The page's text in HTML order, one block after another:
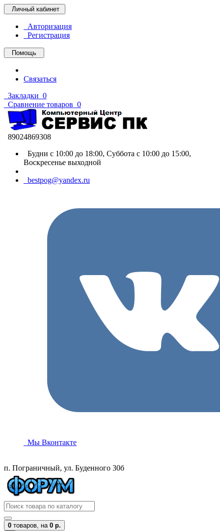
Личный кабинет
Авторизация
Регистрация
Помощь
Связаться
Закладки 0
Сравнение товаров 0
89024869308
Будни с 10:00 до 18:00, Суббота с 10:00 до 15:00,
Воскресенье выходной
bestpog@yandex.ru
Мы Вконтакте
п. Пограничный, ул. Буденного 30б
0 товаров, на 0 р.